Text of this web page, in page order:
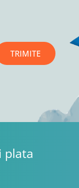
TRIMITE
plata